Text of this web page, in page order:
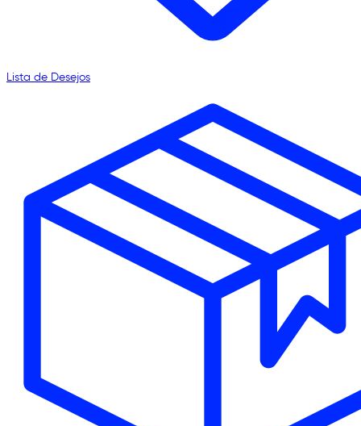
Lista de Desejos